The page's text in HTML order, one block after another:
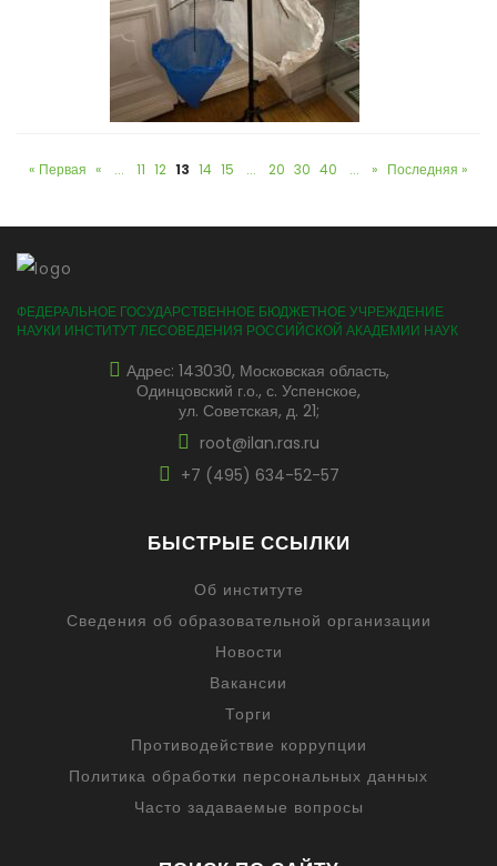
« Первая « ... 11 12 13 14 15 ... 20 30 40 ... » Последняя »
ФЕДЕРАЛЬНОЕ ГОСУДАРСТВЕННОЕ БЮДЖЕТНОЕ УЧРЕЖДЕНИЕ
НАУКИ ИНСТИТУТ ЛЕСОВЕДЕНИЯ РОССИЙСКОЙ АКАДЕМИИ НАУК
Адрес: 14З0З0, Московская область,
Одинцовский г.о., с. Успенское,
ул. Советская, д. 21;
root@ilan.ras.ru
+7 (495) 634-52-57
БЫСТРЫЕ ССЫЛКИ
Об институте
Сведения об образовательной организации
Новости
Вакансии
Торги
Противодействие коррупции
Политика обработки персональных данных
Часто задаваемые вопросы